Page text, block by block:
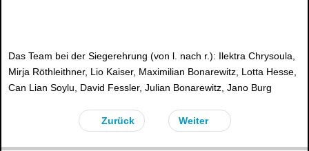
Das Team bei der Siegerehrung (von l. nach r.): Ilektra Chrysoula,
Mirja Röthleithner, Lio Kaiser, Maximilian Bonarewitz, Lotta Hesse,
Can Lian Soylu, David Fessler, Julian Bonarewitz, Jano Burg
Zurück Weiter